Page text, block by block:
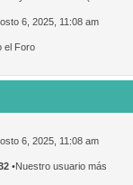
6, 2025, 11:08 am
el Foro
6, 2025, 11:08 am
•Nuestro usuario más